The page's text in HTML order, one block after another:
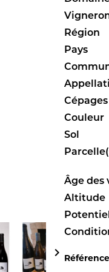

Région
Pays
Cépages
Couleur
Sol
Âge des
Altitude
Référence